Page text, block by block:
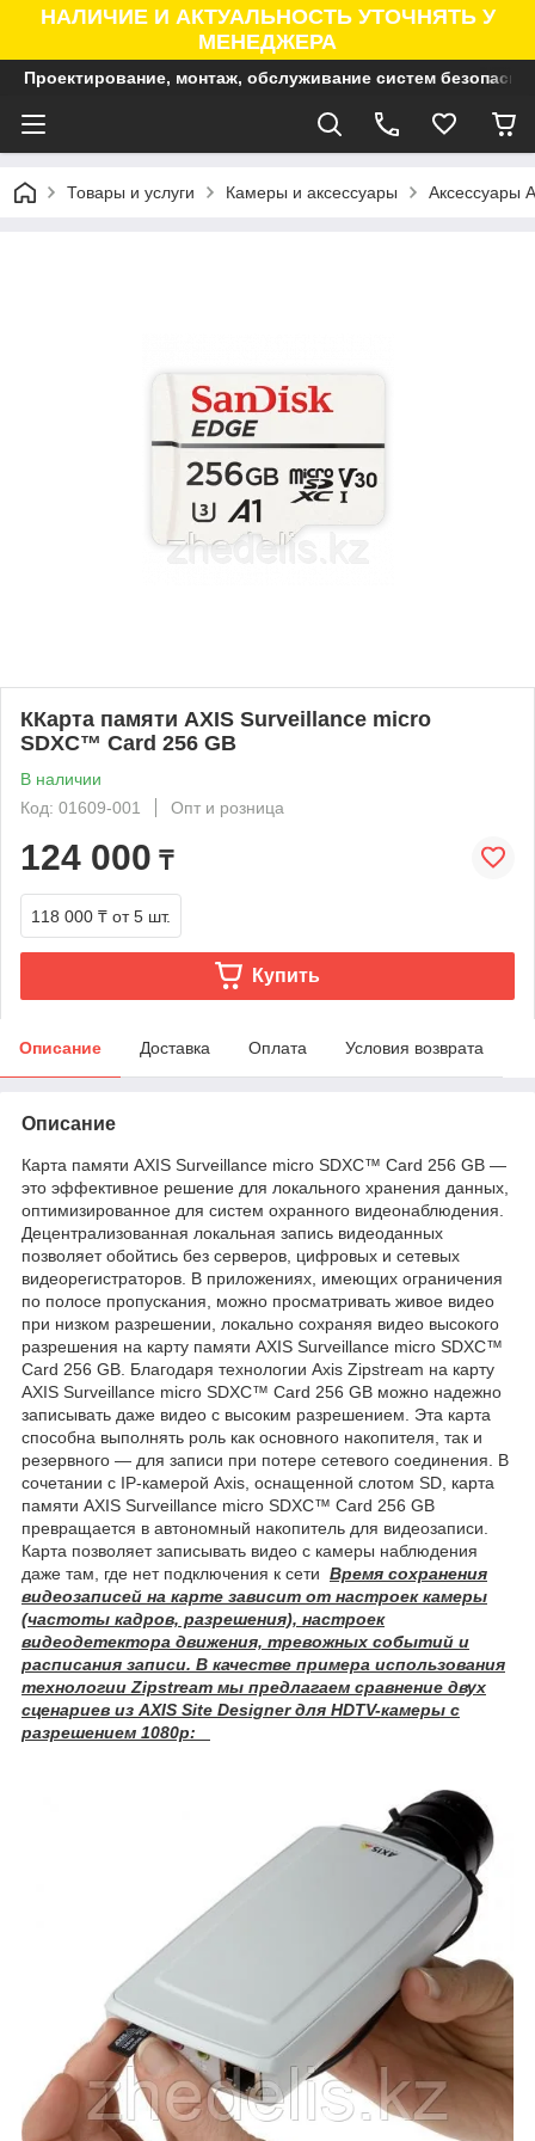
НАЛИЧИЕ И АКТУАЛЬНОСТЬ УТОЧНЯТЬ У
МЕНЕДЖЕРА
Проектирование, монтаж, обслуживание систем
Товары и услуги Камеры и аксессуары Аксессуары
ККарта памяти AXIS Surveillance micro
SDXC™ Card 256 GB
В наличии
Код: 01609-001
Опт и розница
124 000 ₸
118 000 ₸ от 5 шт.
Купить
Описание Доставка Оплата Условия возврата
Описание
Карта памяти AXIS Surveillance micro SDXC™ Card 256 GB —
это эффективное решение для локального хранения данных,
оптимизированное для систем охранного видеонаблюдения.
Децентрализованная локальная запись видеоданных
позволяет обойтись без серверов, цифровых и сетевых
видеорегистраторов. В приложениях, имеющих ограничения
по полосе пропускания, можно просматривать живое видео
при низком разрешении, локально сохраняя видео высокого
разрешения на карту памяти AXIS Surveillance micro SDXC™
Card 256 GB. Благодаря технологии Axis Zipstream на карту
AXIS Surveillance micro SDXC™ Card 256 GB можно надежно
записывать даже видео с высоким разрешением. Эта карта
способна выполнять роль как основного накопителя, так и
резервного — для записи при потере сетевого соединения. В
сочетании с IP-камерой Axis, оснащенной слотом SD, карта
памяти AXIS Surveillance micro SDXC™ Card 256 GB
превращается в автономный накопитель для видеозаписи.
Карта позволяет записывать видео с камеры наблюдения
даже там, где нет подключения к сети Время сохранения
видеозаписей на карте зависит от настроек камеры
(частоты кадров, разрешения), настроек
видеодетектора движения, тревожных событий и
расписания записи. В качестве примера использования
технологии Zipstream мы предлагаем сравнение двух
сценариев из AXIS Site Designer для HDTV-камеры с
разрешением 1080p: